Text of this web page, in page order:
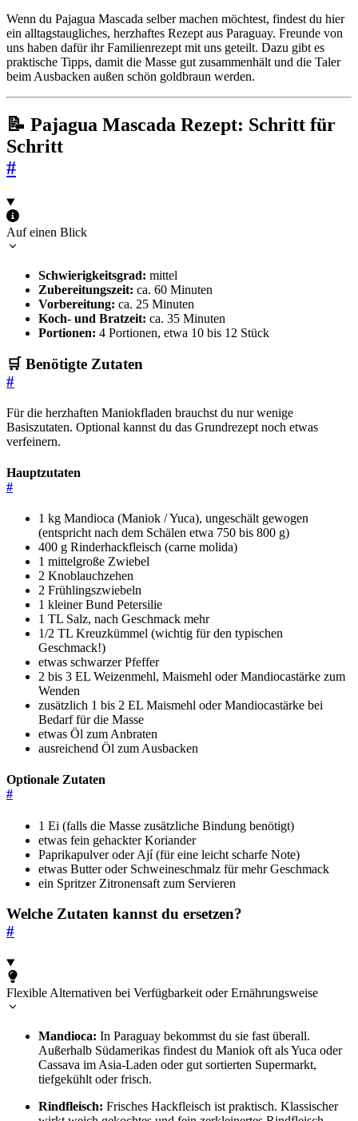
Wenn du Pajagua Mascada selber machen möchtest, findest du hier
ein alltagstaugliches, herzhaftes Rezept aus Paraguay. Freunde von
uns haben dafür ihr Familienrezept mit uns geteilt. Dazu gibt es
praktische Tipps, damit die Masse gut zusammenhält und die Taler
beim Ausbacken außen schön goldbraun werden.
📝 Pajagua Mascada Rezept: Schritt für
Schritt
#
Auf einen Blick
Schwierigkeitsgrad: mittel
Zubereitungszeit: ca. 60 Minuten
Vorbereitung: ca. 25 Minuten
Koch- und Bratzeit: ca. 35 Minuten
Portionen: 4 Portionen, etwa 10 bis 12 Stück
🛒 Benötigte Zutaten
#
Für die herzhaften Maniokfladen brauchst du nur wenige
Basiszutaten. Optional kannst du das Grundrezept noch etwas
verfeinern.
Hauptzutaten
#
1 kg Mandioca (Maniok / Yuca), ungeschält gewogen
(entspricht nach dem Schälen etwa 750 bis 800 g)
400 g Rinderhackfleisch (carne molida)
1 mittelgroße Zwiebel
2 Knoblauchzehen
2 Frühlingszwiebeln
1 kleiner Bund Petersilie
1 TL Salz, nach Geschmack mehr
1/2 TL Kreuzkümmel (wichtig für den typischen
Geschmack!)
etwas schwarzer Pfeffer
2 bis 3 EL Weizenmehl, Maismehl oder Mandiocastärke zum
Wenden
zusätzlich 1 bis 2 EL Maismehl oder Mandiocastärke bei
Bedarf für die Masse
etwas Öl zum Anbraten
ausreichend Öl zum Ausbacken
Optionale Zutaten
#
1 Ei (falls die Masse zusätzliche Bindung benötigt)
etwas fein gehackter Koriander
Paprikapulver oder Ají (für eine leicht scharfe Note)
etwas Butter oder Schweineschmalz für mehr Geschmack
ein Spritzer Zitronensaft zum Servieren
Welche Zutaten kannst du ersetzen?
#
Flexible Alternativen bei Verfügbarkeit oder Ernährungsweise
Mandioca: In Paraguay bekommst du sie fast überall.
Außerhalb Südamerikas findest du Maniok oft als Yuca oder
Cassava im Asia-Laden oder gut sortierten Supermarkt,
tiefgekühlt oder frisch.
Rindfleisch: Frisches Hackfleisch ist praktisch. Klassischer